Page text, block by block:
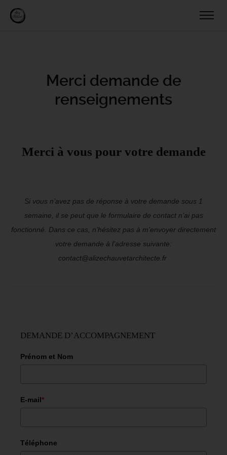
Merci demande de
renseignements
Merci à vous pour votre demande
Si vous n’avez pas de réponse à votre demande sous 1
semaine, il se peut que le formulaire de contact n’ai pas
fonctionné. Dans ce cas, n’hésitez pas à m’envoyer directement
votre demande à l’adresse suivante:
contact@alizechauvetarchitecte.fr
DEMANDE D’ACCOMPAGNEMENT
Prénom et Nom
E-mail*
Téléphone